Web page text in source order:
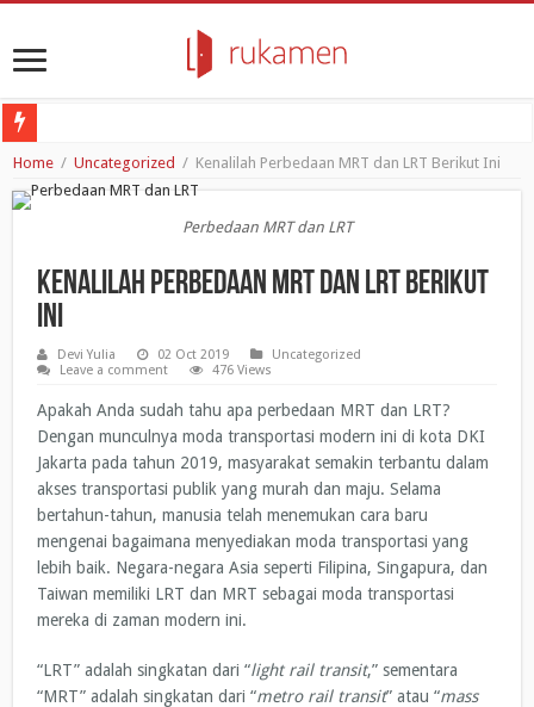
Poligrab: No-germs Door Opener untuk Melawan Penyebaran Virus
Ramadhan 2020: Seberapa Pentingnya Bulan Suci Ini Bagi Umat Islam?
Review Apartemen: Apartemen Bogor Valley di Bogor
Mungkinkah Resesi Ekonomi Lebih Mematikan Daripada COVID-19 itu
4 Cara Coronavirus Mengubah Kebiasaan Belanja Generasi Milenial dan Gen Z
Home / Uncategorized / Kenalilah Perbedaan MRT dan LRT Berikut Ini
Perbedaan MRT dan LRT
Kenalilah Perbedaan MRT dan LRT Berikut
Ini
Devi Yulia 02 Oct 2019
Uncategorized
Leave a comment
476 Views
Apakah Anda sudah tahu apa perbedaan MRT dan LRT?
Dengan munculnya moda transportasi modern ini di kota DKI
Jakarta pada tahun 2019, masyarakat semakin terbantu dalam
akses transportasi publik yang murah dan maju. Selama
bertahun-tahun, manusia telah menemukan cara baru
mengenai bagaimana menyediakan moda transportasi yang
lebih baik. Negara-negara Asia seperti Filipina, Singapura, dan
Taiwan memiliki LRT dan MRT sebagai moda transportasi
mereka di zaman modern ini.
“LRT” adalah singkatan dari “light rail transit,” sementara
“MRT” adalah singkatan dari “metro rail transit” atau “mass